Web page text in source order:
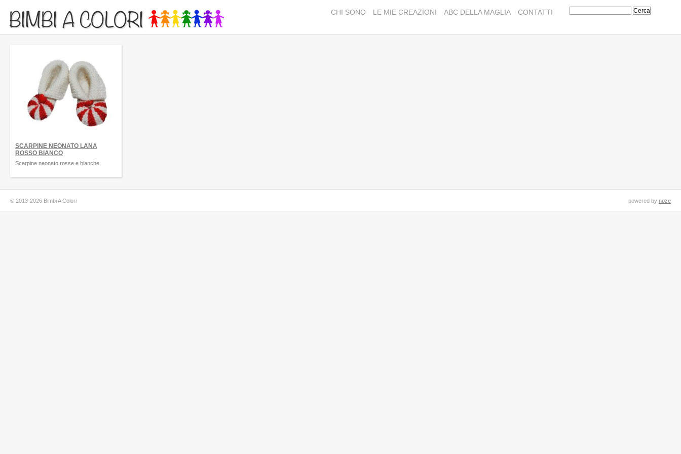
BIMBI A COLORI CHI SONO LE MIE CREAZIONI ABC DELLA MAGLIA CONTATTI
SCARPINE NEONATO LANA
ROSSO BIANCO
Scarpine neonato rosse e bianche
© 2013-2026 Bimbi A Colori powered by noze